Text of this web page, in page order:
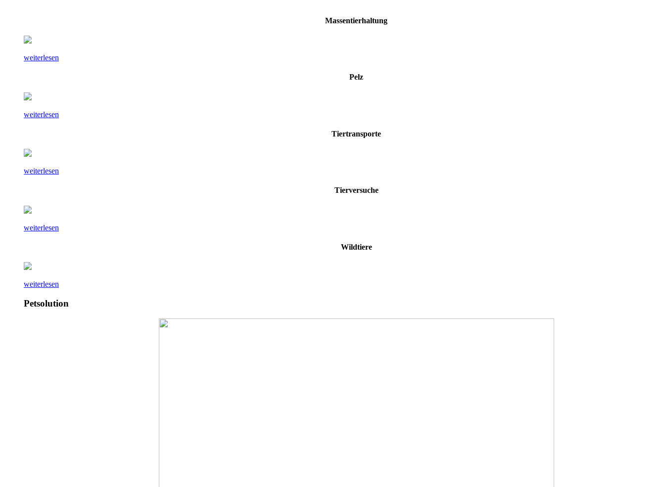
Massentierhaltung
weiterlesen
Pelz
weiterlesen
Tiertransporte
weiterlesen
Tierversuche
weiterlesen
Wildtiere
weiterlesen
Petsolution